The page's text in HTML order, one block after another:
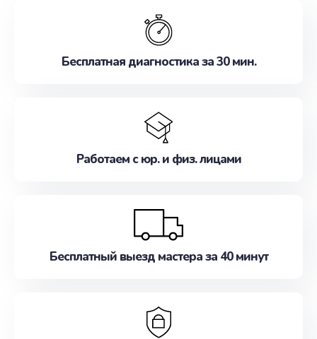
наилучшим образом. Не медлите записаться на
Бесплатная диагностика за 30 мин.
Работаем с юр. и физ. лицами
Бесплатный выезд мастера за 40 минут